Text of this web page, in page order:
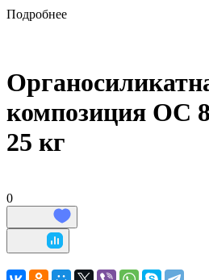
Подробнее
композиция ОС
25 кг
0